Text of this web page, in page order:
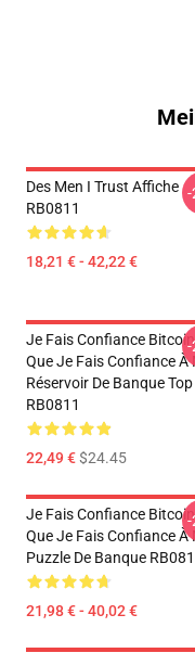
Des Men I Trust Affiche
RB0811
18,21 € - 42,22 €
-
Je Fais Confiance
Que Je Fais Confiance À
Réservoir De Banque Top
RB0811
22,49 €$24.45
-
Je Fais Confiance
Que Je Fais Confiance À
Puzzle De Banque
21,98 € - 40,02 €
-